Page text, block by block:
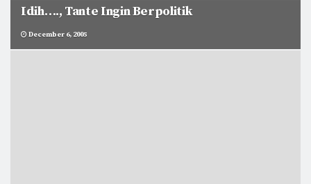
Idih…., Tante Ingin Berpolitik
December 6, 2005